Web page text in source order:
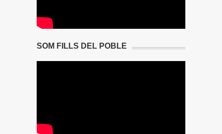
SOM FILLS DEL POBLE